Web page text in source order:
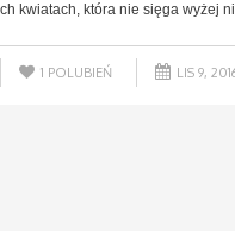
kwiatach, która nie sięga wyżej
1 POLUBIEŃ LIS 9,